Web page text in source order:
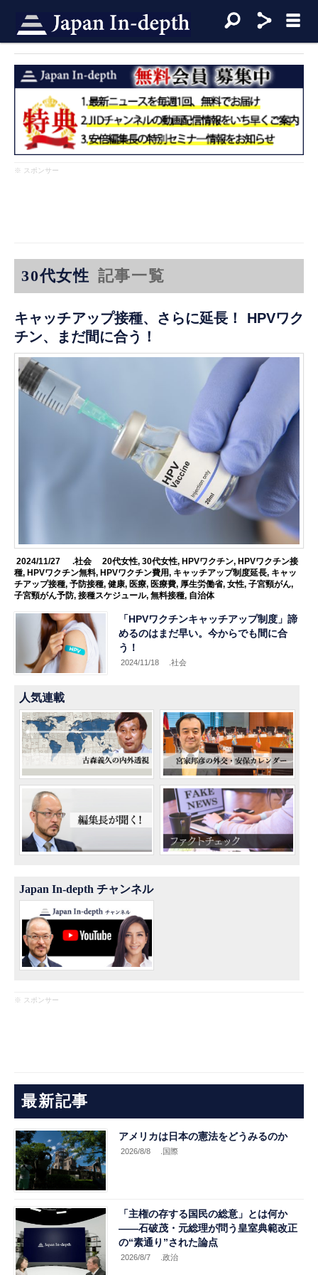
※ スポンサー
30代女性 記事一覧
キャッチアップ接種、さらに延長！ HPVワク
チン、まだ間に合う！
2024/11/27 .社会 20代女性, 30代女性, HPVワクチン, HPVワクチン接
種,HPVワクチン無料,HPVワクチン費用, キャッチアップ制度延長, キャッ
チアップ接種,予防接種,健康, 医療, 医療費, 厚生労働省,女性,子宮頸がん,
子宮頸がん予防,接種スケジュール,無料接種, 自治体
「HPVワクチンキャッチアップ制度」諦
めるのはまだ早い。今からでも間に合
う！
2024/11/18 .社会
人気連載
Japan In-depth チャンネル
※ スポンサー
最新記事
アメリカは日本の憲法をどうみるのか
2026/8/8 .国際
「主権の存する国民の総意」とは何か
――石破茂・元総理が問う皇室典範改正
の“素通り”された論点
2026/8/7 .政治